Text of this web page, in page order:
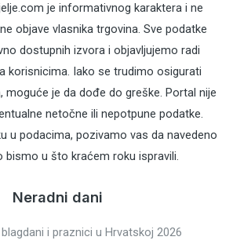
je informativnog karaktera i ne
objave vlasnika trgovina. Sve podatke
dostupnih izvora i objavljujemo radi
korisnicima. Iako se trudimo osigurati
je da dođe do greške. Portal nije
netočne ili nepotpune podatke.
u podacima, pozivamo vas da navedeno
bismo u što kraćem roku ispravili.
Neradni dani
i praznici u Hrvatskoj 2026